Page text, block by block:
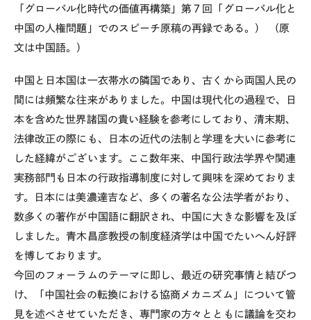
「グローバル化時代の価値再構築」第７回「グローバル化と
中国の人権問題」でのスピーチ原稿の再録である。） （原
文は中国語。）
中国と日本国は一衣帯水の隣国であり、古くから両国人民の
間には頻繁な往来がありました。中国は現代化の過程で、日
本を含めた世界諸国の貴い経験を参考にしており、清末期、
法律改正の際にも、日本の近代の法制と学理を大いに参考に
した経緯がございます。ここ数年来、中国行政法学界や関連
実務部門も日本の行政指導制度に対して興味を深めておりま
す。日本には美濃達吉など、多くの著名な公法学者がおり、
数多くの著作が中国語に翻訳され、中国に大きな影響を及ぼ
しました。青木昌彦教授の制度経済学は中国でたいへん好評
を博しております。
今回のフォーラムのテーマに即し、最近の研究事情と結びつ
け、「中国社会の転換における協商メカニズム」について管
見を述べさせていただき、専門家の方々とともに議論を交わ